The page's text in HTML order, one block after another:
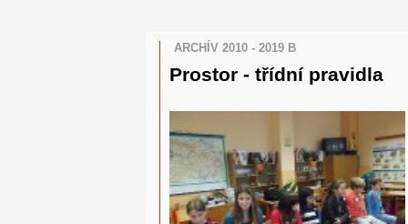
ARCHÍV 2010 - 2019 B
Prostor - třídní pravidla